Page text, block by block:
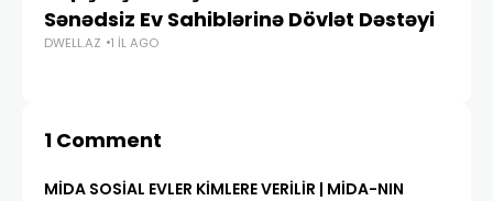
Sənədsiz Ev Sahiblərinə Dövlət Dəstəyi
DWELL.AZ 1 IL AGO
1 Comment
MIDA SOSIAL EVLER KIMLERE VERILIR | MİDA-NIN